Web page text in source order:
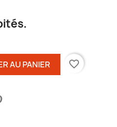
AU PANIER favorite_border